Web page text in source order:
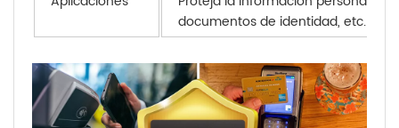
documentos de identidad, etc.